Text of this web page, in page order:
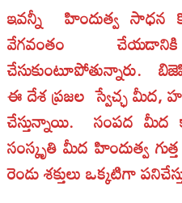
ఇవన్నీ హిందుత్వ సాధన
వేగవంతం
చేసుకుంటూపోతున్నారు.
ఈ దేశ ప్రజల స్వేచ్ఛ మీద,
చేస్తున్నాయి. సంపద మీద
సంస్కృతి మీద హిందుత్వ
రెండు శక్తులు ఒక్కటిగా